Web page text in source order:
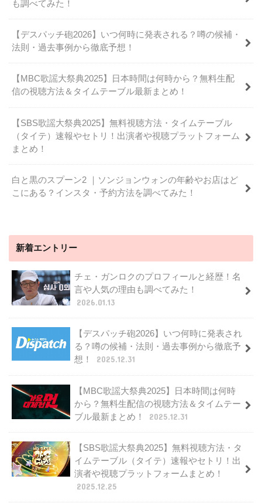
も調べてみた！
【デスパッチ砲2026】いつ何時に発表される？噂の候補・
法則・過去事例から徹底予想！
【MBC歌謡大祭典2025】日本時間は何時から？無料生配
信の視聴方法＆タイムテーブル最新まとめ！
【SBS歌謡大祭典2025】無料視聴方法・タイムテーブル
（タイテ）速報やセトリ！出演者や視聴プラットフォーム
まとめ！
白と黒のスプーン2 ｜ソンジョンウォンの年齢やお店はど
こにある？インスタ・予約方法を調べてみた！
新着エントリー
チェ・ガンロクのプロフィールと経歴！名
言や人気の理由も調べてみた！
2026.01.13
【デスパッチ砲2026】いつ何時に発表され
る？噂の候補・法則・過去事例から徹底予
想！
2025.12.31
【MBC歌謡大祭典2025】日本時間は何時
から？無料生配信の視聴方法＆タイムテー
ブル最新まとめ！
2025.12.31
【SBS歌謡大祭典2025】無料視聴方法・タ
イムテーブル（タイテ）速報やセトリ！出
演者や視聴プラットフォームまとめ！
2025.12.25